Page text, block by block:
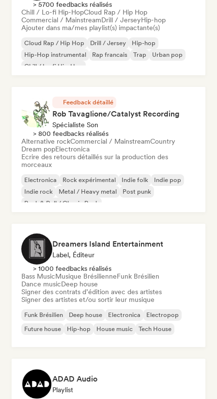
> 5700 feedbacks réalisés
Chill / Lo-fi Hip-HopCloud Rap / Hip Hop
Commercial / MainstreamDrill / JerseyHip-hop
Ajouter dans ma/mes playlist(s) impactante(s)
Cloud Rap / Hip Hop Drill / Jersey
Hip-hop
Hip-Hop instrumental
Rap francais Trap
Urban pop
Chill / Lo-fi Hip-Hop
Feedback détaillé
Rob Tavaglione/Catalyst Recording
Spécialiste Son
> 800 feedbacks réalisés
Alternative rockCommercial / MainstreamCountry
Dream popElectronica
Ecrire des retours détaillés sur la production des
morceaux
Electronica Rock expérimental Indie folk
Indie pop
Indie rock
Metal / Heavy metal
Post punk
Rock & Roll / Classic Rock
Dreamers Island Entertainment
Label, Éditeur
> 1000 feedbacks réalisés
Bass MusicMusique BrésilienneFunk Brésilien
Dance musicDeep house
Signer des contrats d’édition avec des artistes
Signer des artistes et/ou sortir leur musique
Funk Brésilien Deep house Electronica
Electropop
Future house
Hip-hop House music Tech House
ADAD Audio
Playlist